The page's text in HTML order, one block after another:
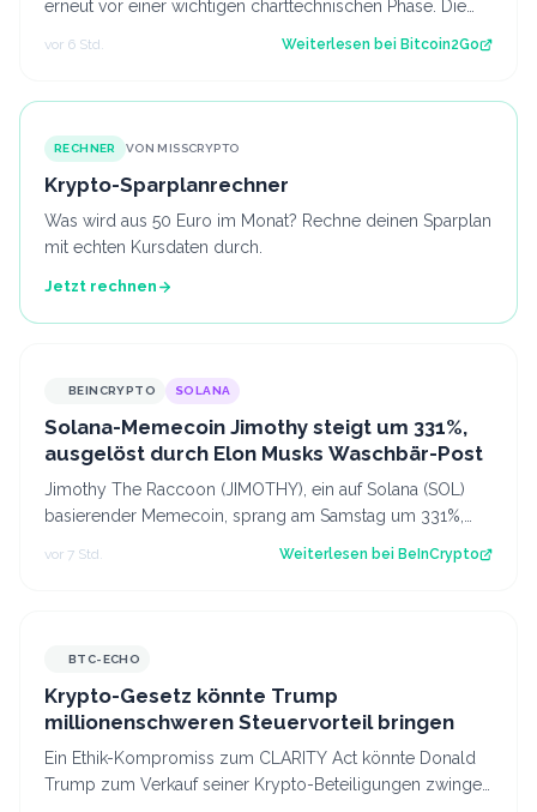
erneut vor einer wichtigen charttechnischen Phase. Die
vor 6 Std. Weiterlesen bei Bitcoin2Go
RECHNER VON MISSCRYPTO
Krypto-Sparplanrechner
Was wird aus 50 Euro im Monat? Rechne deinen Sparplan
mit echten Kursdaten durch.
Jetzt rechnen
BEINCRYPTO SOLANA
Solana-Memecoin Jimothy steigt um 331%,
ausgelöst durch Elon Musks Waschbär-Post
Jimothy The Raccoon (JIMOTHY), ein auf Solana (SOL)
basierender Memecoin, sprang am Samstag um 331%,
nachdem Elon Musk ein Waschbär-Video au…
vor 7 Std. Weiterlesen bei BeInCrypto
BTC-ECHO
Krypto-Gesetz könnte Trump
millionenschweren Steuervorteil bringen
Ein Ethik-Kompromiss zum CLARITY Act könnte Donald
Trump zum Verkauf seiner Krypto-Beteiligungen zwingen